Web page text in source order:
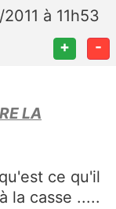
à 11h53
+ -
LA
ce qu'il
à la casse .....